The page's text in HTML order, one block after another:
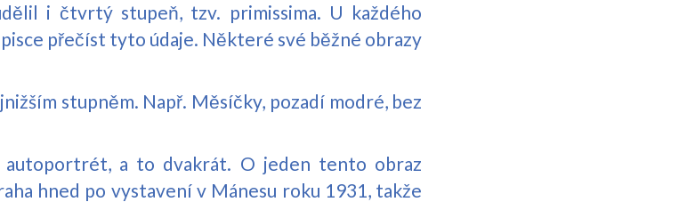
i čtvrtý stupeň, tzv. primissima. U každého
přečíst tyto údaje. Některé své běžné obrazy
stupněm. Např. Měsíčky, pozadí modré, bez
autoportrét, a to dvakrát. O jeden tento obraz
hned po vystavení v Mánesu roku 1931, takže